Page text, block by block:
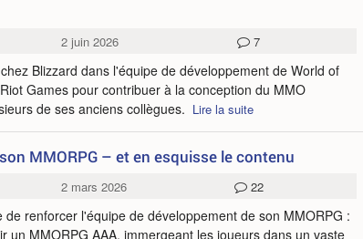
2 juin 2026 7
Blizzard dans l'équipe de développement de World of
Games pour contribuer à la conception du MMO
de ses anciens collègues. Lire la suite
MMORPG – et en esquisse le contenu
2 mars 2026 22
renforcer l'équipe de développement de son MMORPG :
un MMORPG AAA, immergeant les joueurs dans un vaste